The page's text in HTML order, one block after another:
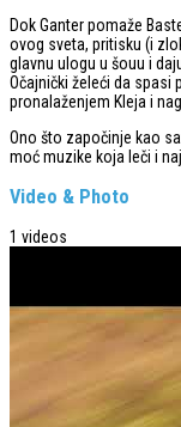
Dok Ganter pomaže
ovog sveta, pritisku (i
glavnu ulogu u šouu i
Očajnički želeći da spasi
pronalaženjem Kleja i
Ono što započinje kao
moć muzike koja leči i
Video & Photo
1 videos